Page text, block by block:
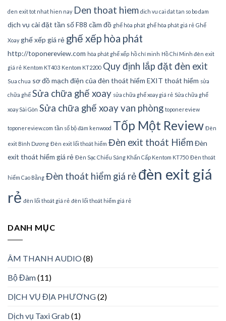
den exit tot nhat hien nay Den thoat hiem dich vu cai dat tan so bo dam
dịch vụ cài đặt tần sốF88 cầm đồ ghế hòa phát ghế hòa phát giá rẻ Ghế
Xoay ghế xếp giá rẻ ghế xếp hòa phát
http://toponereview.com hòa phát ghế xếp hồ chí minh Hồ Chí Minh đèn exit
giá rẻ Kentom KT403 Kentom KT2200 Quy định lắp đặt đèn exit
Sua chua sơ đồ mạch điện của đèn thoát hiểm EXIT thoát hiểm sửa
chữa ghế Sửa chữa ghế xoay sửa chữa ghế xoay giá rẻ Sửa chữa ghế
xoay Sài Gòn Sửa chữa ghế xoay van phòng toponereview
toponereview.com tần số bộ đàm kenwood Tốp Một Review Đèn
exit Bình Dương Đèn exit lối thoát hiểm Đèn exit thoát HiểmĐèn
exit thoát hiểm giá rẻ Đèn Sạc Chiếu Sáng Khẩn Cấp Kentom KT750 Đèn thoát
hiểm Cao Bằng Đèn thoát hiểm giá rẻ đèn exit giá
rẻ đèn lối thoát giá rẻ đèn lối thoát hiểm giá rẻ
DANH MỤC
ÂM THANH AUDIO(8)
Bộ Đàm(11)
DỊCH VỤ ĐỊA PHƯƠNG(2)
Dịch vụ Taxi Grab (1)